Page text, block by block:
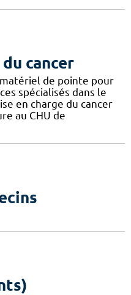
cancer
de pointe pour
spécialisés dans le
en charge du cancer
au CHU de